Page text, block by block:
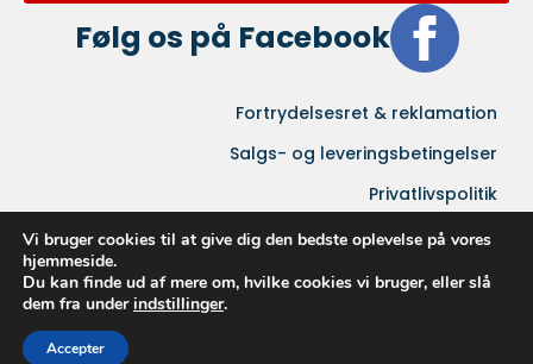
Følg os på Facebook
Fortrydelsesret & reklamation
Salgs- og leveringsbetingelser
Privatlivspolitik
Vi bruger cookies til at give dig den bedste oplevelse på vores
hjemmeside.
Du kan finde ud af mere om, hvilke cookies vi bruger, eller slå
dem fra underindstillinger.
Accepter